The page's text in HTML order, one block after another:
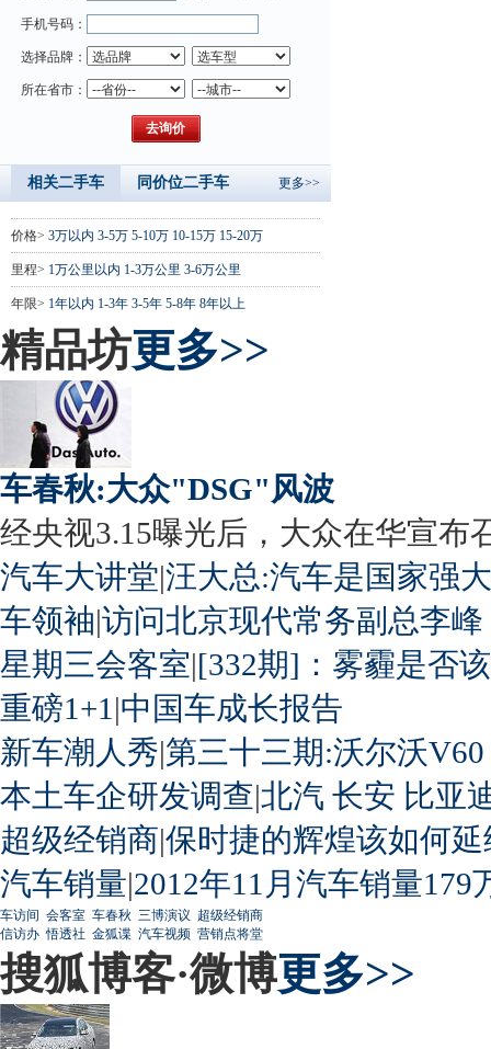
手机号码：
选择品牌：
所在省市：
相关二手车 同价位二手车 更多>>
价格> 3万以内 3-5万 5-10万 10-15万 15-20万
里程> 1万公里以内 1-3万公里 3-6万公里
年限> 1年以内 1-3年 3-5年 5-8年 8年以上
精品坊更多>>
车春秋:大众"DSG"风波
经央视3.15曝光后，大众在华宣布
汽车大讲堂|汪大总:汽车是国家强
车领袖|访问北京现代常务副总李峰
星期三会客室|[332期]：雾霾是否
重磅1+1 |中国车成长报告
新车潮人秀|第三十三期:沃尔沃
本土车企研发调查|北汽 长安 比亚
超级经销商|保时捷的辉煌该如何延
汽车销量|2012年11月汽车销量179
车访间 会客室 车春秋 三博演议 超级经销商
信访办 悟透社 金狐谍 汽车视频 营销点将堂
搜狐博客·微博更多>>